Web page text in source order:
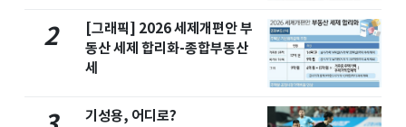
2
[그래픽] 2026 세제개편안 부
동산 세제 합리화-종합부동산
세
기성용, 어디로?